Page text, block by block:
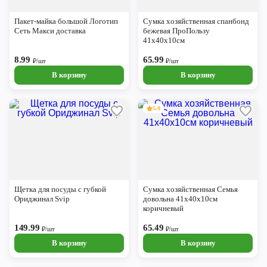
Ярославль
Пакет-майка большой Логотип
Сеть Макси доставка
8.99 ₽/шт
В корзину
Сумка хозяйственная спанбонд
бежевая ПроПользу
41х40х10см
65.99₽/шт
В корзину
Щетка для посуды с губкой
Ориджинал Svip
149.99 ₽/шт
В корзину
5.0
Сумка хозяйственная Семья
довольна 41х40х10см
коричневый
65.49₽/шт
В корзину